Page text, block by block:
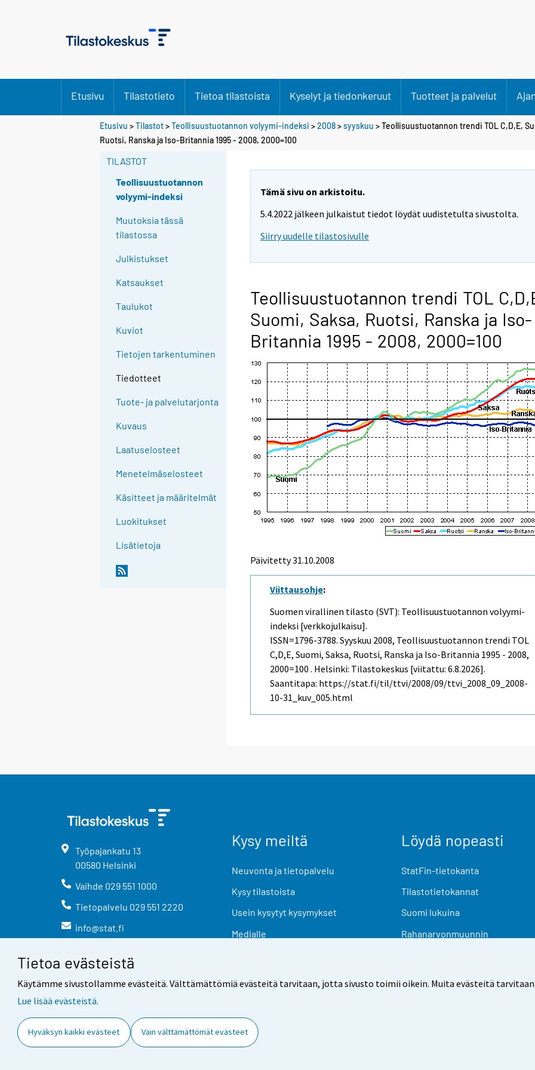
Tietoa evästeistä
Käytämme sivustollamme evästeitä. Välttämättömiä evästeitä tarvitaan, jotta sivusto toimii oikein. Muita evästeitä
Lue lisää evästeistä.
Hyväksyn kaikki evästeet Vain välttämättömät evästeet
Etusivu Tilastotieto Tietoa tilastoista Kyselyt ja tiedonkeruut Tuotteet ja palvelut
Etusivu >Tilastot>Teollisuustuotannon volyymi-indeksi >2008>syyskuu > Teollisuustuotannon trendi TOL C,D,E,
Ruotsi, Ranska ja Iso-Britannia 1995 - 2008, 2000=100
TILASTOT
Teollisuustuotannon
volyymi-indeksi
Muutoksia tässä
tilastossa
Julkistukset
Katsaukset
Taulukot
Kuviot
Tietojen tarkentuminen
Tiedotteet
Tuote- ja palvelutarjonta
Kuvaus
Laatuselosteet
Menetelmäselosteet
Käsitteet ja määritelmät
Luokitukset
Lisätietoja
Tämä sivu on arkistoitu.
5.4.2022 jälkeen julkaistut tiedot löydät uudistetulta sivustolta.
Siirry uudelle tilastosivulle
Teollisuustuotannon trendi TOL
Suomi, Saksa, Ruotsi, Ranska ja Iso-
Britannia 1995 - 2008, 2000=100
Päivitetty31.10.2008
Viittausohje:
Suomen virallinen tilasto (SVT): Teollisuustuotannon volyymi-
indeksi [verkkojulkaisu].
ISSN=1796-3788.Syyskuu 2008, Teollisuustuotannon trendi TOL
C,D,E, Suomi, Saksa, Ruotsi, Ranska ja Iso-Britannia 1995 - 2008,
2000=100 . Helsinki: Tilastokeskus [viitattu: 6.8.2026].
Saantitapa: https://stat.fi/til/ttvi/2008/09/ttvi_2008_09_2008-
10-31_kuv_005.html
Työpajankatu 13
00580 Helsinki
Vaihde 029 551 1000
Tietopalvelu 029 551 2220
info@stat.fi
Kysy meiltä
Neuvonta ja tietopalvelu
Kysy tilastoista
Usein kysytyt kysymykset
Medialle
Löydä nopeasti
StatFin-tietokanta
Tilastotietokannat
Suomi lukuina
Rahanarvonmuunnin
Yhteystiedot Palaute